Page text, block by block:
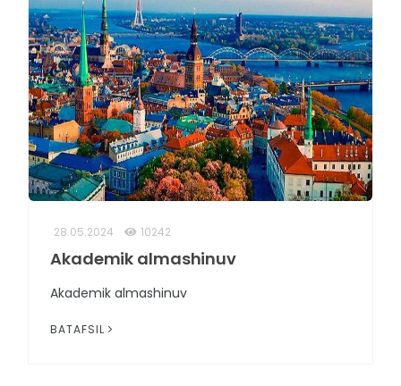
28.05.2024 10242
Akademik almashinuv
Akademik almashinuv
BATAFSIL